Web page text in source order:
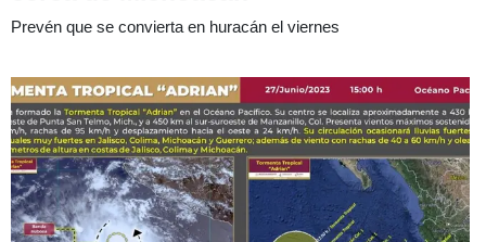
Prevén que se convierta en huracán el viernes